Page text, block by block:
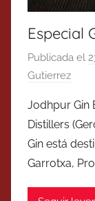
Especial
Publicada el
Gutierrez
Jodhpur Gin
Distillers
Gin está
Garrotxa,